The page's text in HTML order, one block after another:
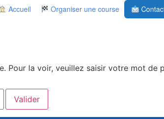
Accueil Organiser une course
Pour la voir, veuillez saisir votre mot de